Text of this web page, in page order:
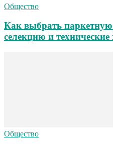
Общество
Как выбрать
селекцию и
Общество